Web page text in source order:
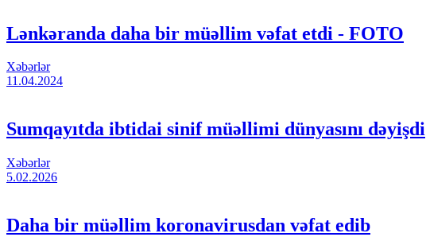
Lənkəranda daha bir müəllim vəfat etdi - FOTO
Xəbərlər
11.04.2024
Sumqayıtda ibtidai sinif müəllimi dünyasını dəyişdi
Xəbərlər
5.02.2026
Daha bir müəllim koronavirusdan vəfat edib